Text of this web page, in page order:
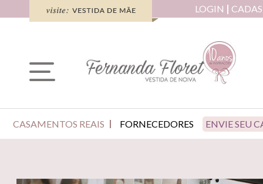
LOGIN
CASAMENTOS REAIS FORNECEDORES ENVIE SEU